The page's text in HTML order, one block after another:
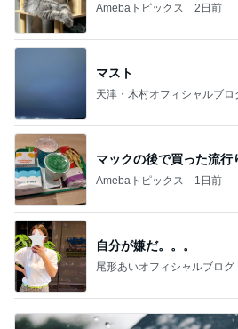
Amebaトピックス 2日前
マスト
天津・木村オフィシャルブロ
マックの後で買った流行
Amebaトピックス 1日前
自分が嫌だ。。。
尾形あいオフィシャルブログ